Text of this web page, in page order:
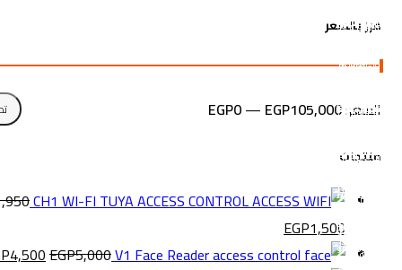
فرز بالسعر
السعر: EGP0— EGP105,000
منتجات
CH1 WI-FI TUYA ACCESS CONTROL
EGP1,500
V1 Face Reader
EGP5,000
4,500